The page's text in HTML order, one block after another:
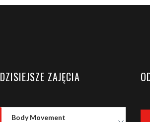
DZISIEJSZE ZAJĘCIA
Body Movement